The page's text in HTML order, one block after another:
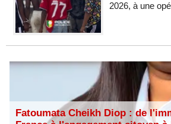
2026, à une
Fatoumata Cheikh Diop : de